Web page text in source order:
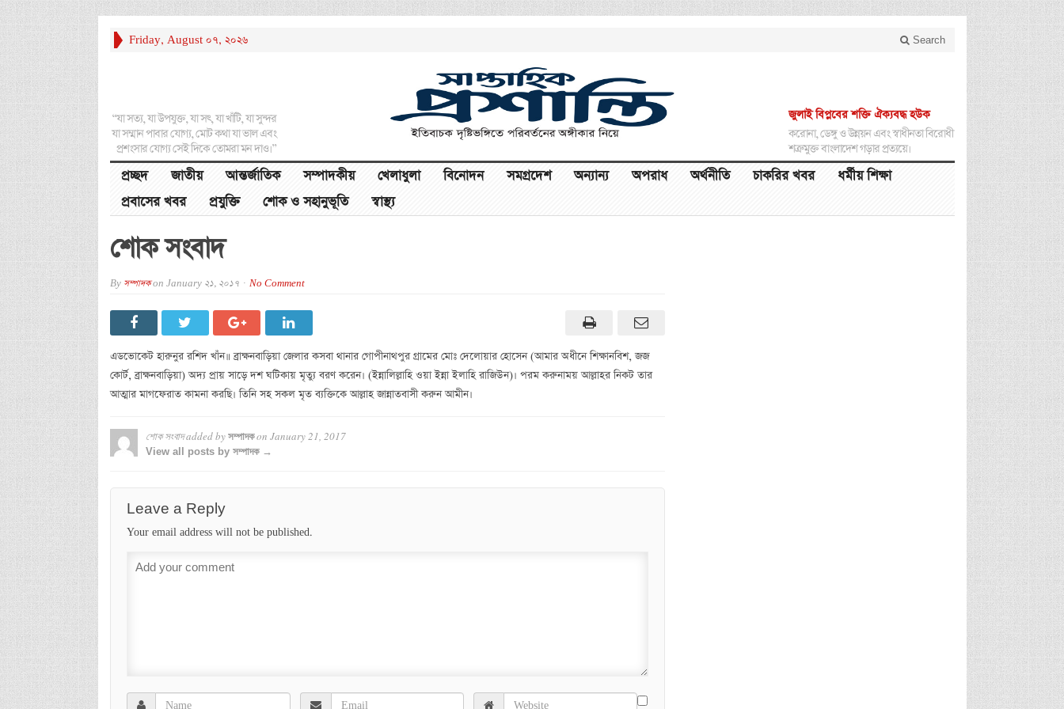
Friday, August 07, 2026 Search
“যা সত্য, যা উপযুক্ত, যা সৎ, যা খাঁটি, যা সুন্দর
যা সম্মান পাবার যোগ্য, মোট কথা যা ভাল এবং
প্রশংসার যোগ্য সেই দিকে তোমরা মন দাও।”
জুলাই বিপ্লবের শক্তি ঐক্যবদ্ধ হউক
করোনা, ডেঙ্গু ও উন্নয়ন এবং স্বাধীনতা বিরোধী
শত্রুমুক্ত বাংলাদেশ গড়ার প্রত্যয়ে।
প্রচ্ছদ জাতীয় আন্তর্জাতিক সম্পাদকীয় খেলাধুলা বিনোদন সমগ্রদেশ অন্যান্য অপরাধ অর্থনীতি চাকরির খবর
ধর্মীয় শিক্ষা
প্রবাসের খবর
প্রযুক্তি শোক ও সহানুভূতি স্বাস্থ্য
শোক সংবাদ
By সম্পাদকon January 21, 2017 No Comment
এডভোকেট হারুনুর রশিদ খাঁন॥ ব্রাক্ষনবাড়িয়া জেলার কসবা থানার গোপীনাথপুর গ্রামের মোঃ দেলোয়ার হোসেন (আমার অধীনে শিক্ষানবিশ, জজ
কোর্ট, ব্রাক্ষনবাড়িয়া) অদ্য প্রায় সাড়ে দশ ঘটিকায় মৃত্যু বরণ করেন। (ইন্নালিল্লাহি ওয়া ইন্না ইলাহি রাজিউন)। পরম করুনাময় আল্লাহর নিকট তার
আত্মার মাগফেরাত কামনা করছি। তিনি সহ সকল মৃত ব্যক্তিকে আল্লাহ জান্নাতবাসী করুন আমীন।
শোক সংবাদadded by সম্পাদকon January 21, 2017
View all posts by সম্পাদক →
Leave a Reply
Your email address will not be published.